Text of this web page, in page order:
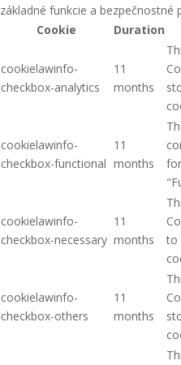
základné funkcie a bezpečnostné
Cookie
Duration
cookielawinfo-
checkbox-analytics
11
months
cookielawinfo-
checkbox-functional
11
months
cookielawinfo-
checkbox-necessary
11
months
to
cookielawinfo-
checkbox-others
11
months